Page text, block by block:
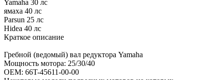
Yamaha 30 лс
ямаха 40 лс
Parsun 25 лс
Hidea 40 лс
Краткое описание
Гребной (ведомый) вал редуктора Yamaha
Мощность мотора: 25/30/40
OEM: 66T-45611-00-00